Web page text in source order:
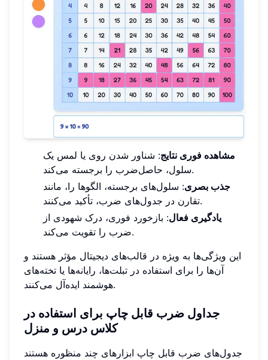
مشاهده فوری نتایج: شناور شدن روی یا لمس یک
سلول، حاصل‌ضرب را برجسته می‌کند.
جذب بصری: سلول‌های برجسته، الگوها را، مانند
تقارن در جدول‌های ضرب، تأکید می‌کنند.
یادگیری فعال: بازخورد فوری، درک شهودی از
ضرب را تقویت می‌کند.
این ویژگی‌ها به ویژه در قالب‌های دیجیتال مؤثر هستند و
آن‌ها را برای استفاده در تبلت‌ها، رایانه‌ها یا تخته‌های
هوشمند ایده‌آل می‌کنند.
جداول ضرب قابل چاپ برای استفاده در
کلاس درس و منزل
جدول‌های ضرب قابل چاپ ابزارهای چند منظوره هستند